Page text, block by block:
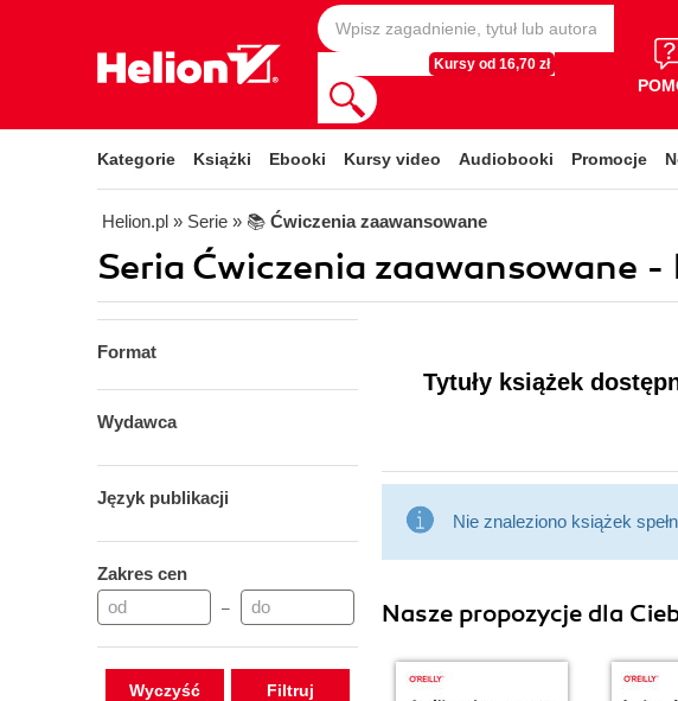
Kursy od 16,70 zł
Kategorie Książki Ebooki Kursy video Audiobooki Promocje
Helion.pl » Serie » 📚 Ćwiczenia zaawansowane
Seria Ćwiczenia zaawansowane -
Format
Wydawca
Język publikacji
Zakres cen
–
Wyczyść
Tytuły książek
Nie znaleziono książek
Nasze propozycje dla